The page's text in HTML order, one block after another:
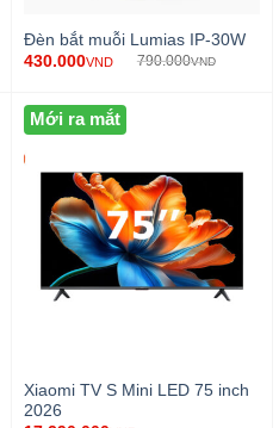
Đèn bắt muỗi Lumias IP-30W
430.000VND 790.000VND
Mới ra mắt
Xiaomi TV S Mini LED 75 inch
2026